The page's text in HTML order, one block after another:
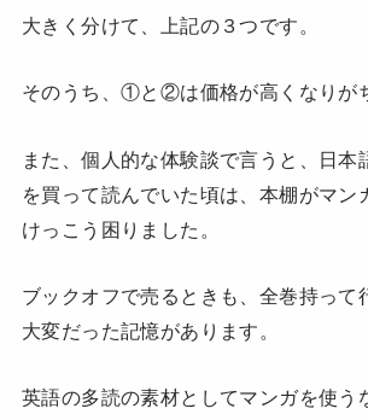
大きく分けて、上記の３つです。
そのうち、①と②は価格が高くなりが
また、個人的な体験談で言うと、日本
を買って読んでいた頃は、本棚がマン
けっこう困りました。
ブックオフで売るときも、全巻持って
大変だった記憶があります。
英語の多読の素材としてマンガを使う